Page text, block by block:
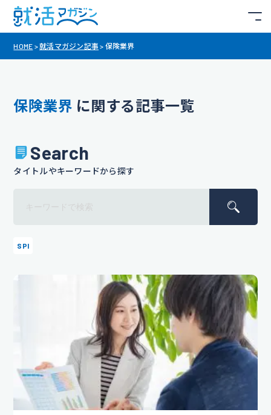
HOME >就活マガジン記事 > 保険業界
保険業界 に関する記事一覧
Search
タイトルやキーワードから探す
SPI